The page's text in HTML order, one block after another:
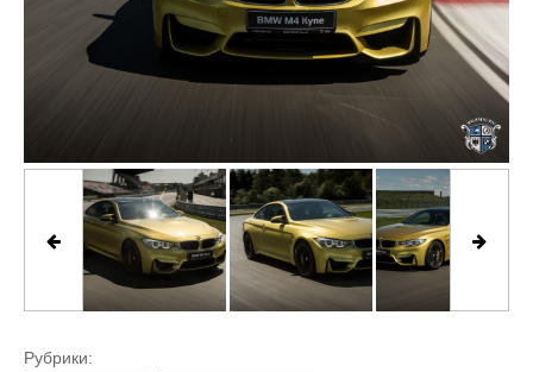
Рубрики: